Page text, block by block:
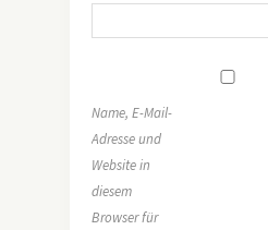
Name, E-Mail-
Adresse und
Website in
diesem
Browser für